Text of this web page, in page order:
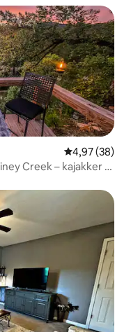
4,97 ud af 5 i
4,97 (38)
Creek – kajakker –